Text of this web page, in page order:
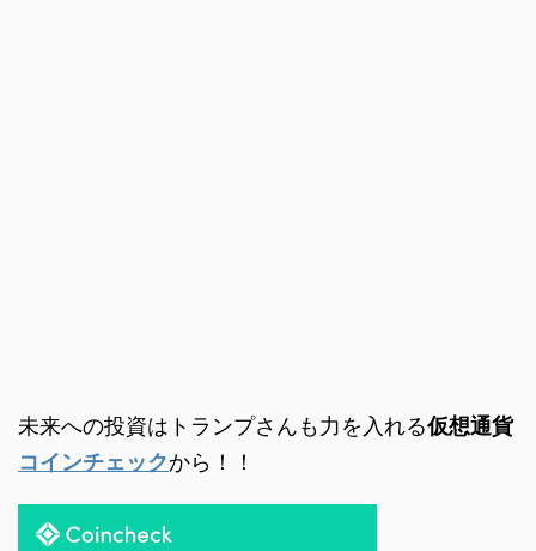
未来への投資はトランプさんも力を入れる仮想通貨
コインチェックから！！